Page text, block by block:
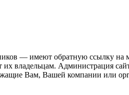
— имеют обратную ссылку на
владельцам. Администрация
Вам, Вашей компании или